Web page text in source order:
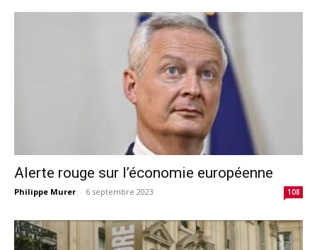
Alerte rouge sur l’économie européenne
Philippe Murer - 6 septembre 2023 108